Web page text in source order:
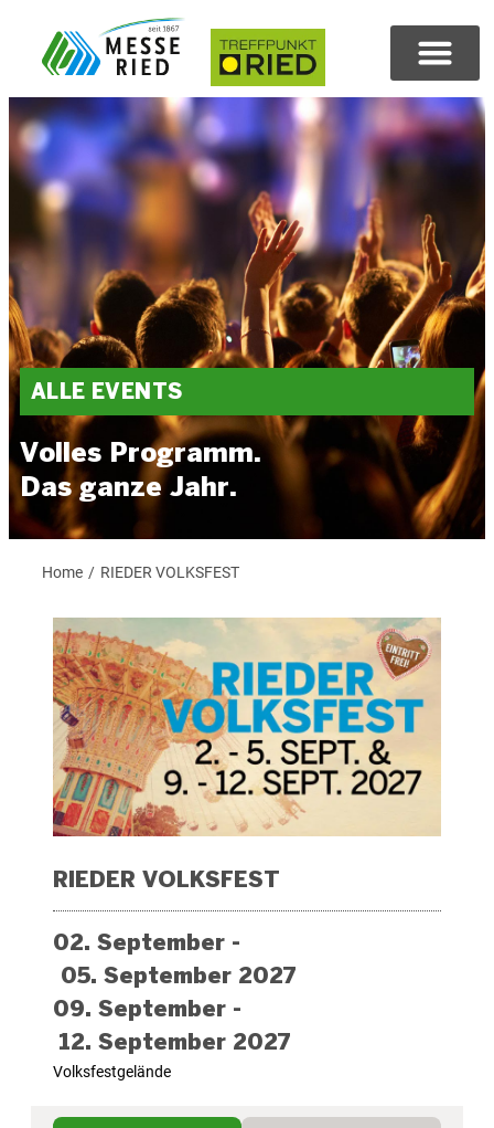
ALLE EVENTS
Volles Programm.
Das ganze Jahr.
Home / RIEDER VOLKSFEST
RIEDER VOLKSFEST
02. September -
05. September 2027
09. September -
12. September 2027
Volksfestgelände